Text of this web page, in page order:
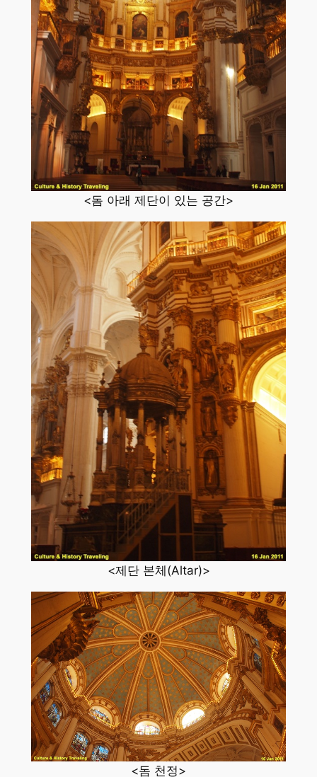
<돔 아래 제단이 있는 공간>
<제단 본체(Altar)>
<돔 천정>